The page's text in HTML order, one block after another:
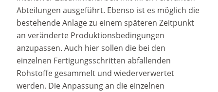
Abteilungen ausgeführt. Ebenso ist es möglich die
bestehende Anlage zu einem späteren Zeitpunkt
an veränderte Produktionsbedingungen
anzupassen. Auch hier sollen die bei den
einzelnen Fertigungsschritten abfallenden
Rohstoffe gesammelt und wiederverwertet
werden. Die Anpassung an die einzelnen